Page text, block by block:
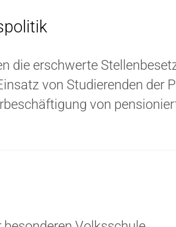
die erschwerte
von Studierenden der
von